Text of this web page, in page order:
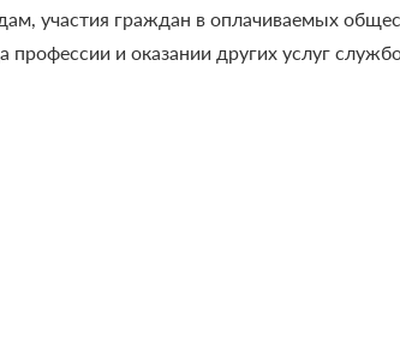
участия граждан в оплачиваемых
и оказании других услуг